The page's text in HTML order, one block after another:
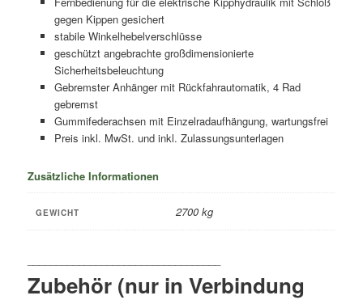
gegen Kippen gesichert
stabile Winkelhebelverschlüsse
geschützt angebrachte großdimensionierte
Sicherheitsbeleuchtung
Gebremster Anhänger mit Rückfahrautomatik, 4 Rad
gebremst
Gummifederachsen mit Einzelradaufhängung, wartungsfrei
Preis inkl. MwSt. und inkl. Zulassungsunterlagen
Zusätzliche Informationen
GEWICHT 2700 kg
Zubehör (nur in Verbindung